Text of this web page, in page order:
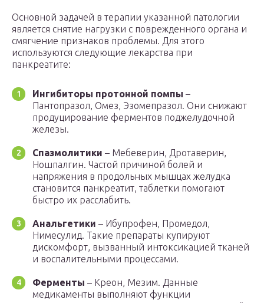
Основной задачей в терапии указанной патологии
является снятие нагрузки с поврежденного органа и
смягчение признаков проблемы. Для этого
используются следующие лекарства при
панкреатите:
Ингибиторы протонной помпы –
Пантопразол, Омез, Эзомепразол. Они снижают
продуцирование ферментов поджелудочной
железы.
Спазмолитики – Мебеверин, Дротаверин,
Ношпалгин. Частой причиной болей и
напряжения в продольных мышцах желудка
становится панкреатит, таблетки помогают
быстро их расслабить.
Анальгетики – Ибупрофен, Промедол,
Нимесулид. Такие препараты купируют
дискомфорт, вызванный интоксикацией тканей
и воспалительными процессами.
Ферменты – Креон, Мезим. Данные
медикаменты выполняют функции